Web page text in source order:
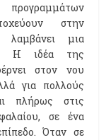
στην
λαμβάνει μια
Η ιδέα της
στον νου
για πολλούς
πλήρως στις
σε ένα
Όταν σε